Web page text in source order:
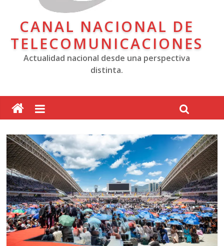
CANAL NACIONAL DE
TELECOMUNICACIONES
Actualidad nacional desde una perspectiva
distinta.